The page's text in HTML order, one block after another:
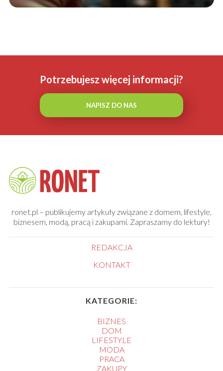
Potrzebujesz więcej informacji?
NAPISZ DO NAS
ronet.pl – publikujemy artykuły związane z domem, lifestyle,
biznesem, modą, pracą i zakupami. Zapraszamy do lektury!
REDAKCJA
KONTAKT
KATEGORIE:
BIZNES
DOM
LIFESTYLE
MODA
PRACA
ZAKUPY